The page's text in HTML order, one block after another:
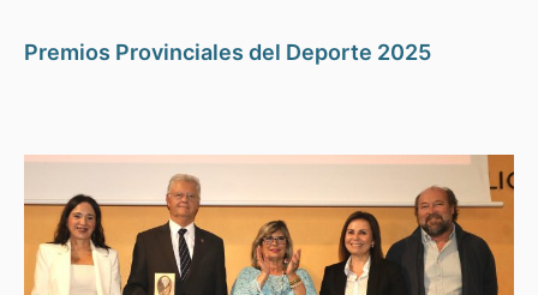
Premios Provinciales del Deporte 2025